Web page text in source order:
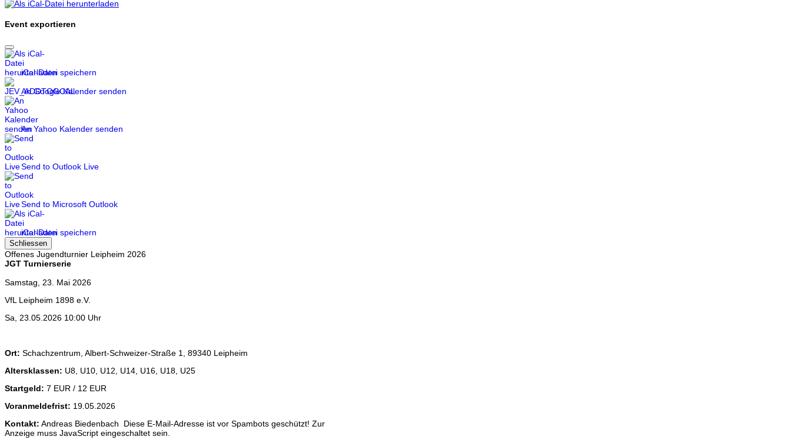
Event exportieren
iCal-Datei speichern
An Google Kalender senden
An Yahoo Kalender senden
Send to Outlook Live
Send to Microsoft Outlook
iCal-Datei speichern
Schliessen
Offenes Jugendturnier Leipheim 2026
JGT Turnierserie
Samstag, 23. Mai 2026
VfL Leipheim 1898 e.V.
Sa, 23.05.2026 10:00 Uhr
Ort: Schachzentrum, Albert-Schweizer-Straße 1, 89340 Leipheim
Altersklassen: U8, U10, U12, U14, U16, U18, U25
Startgeld: 7 EUR / 12 EUR
Voranmeldefrist: 19.05.2026
Kontakt: Andreas Biedenbach Diese E-Mail-Adresse ist vor Spambots geschützt! Zur
Anzeige muss JavaScript eingeschaltet sein.